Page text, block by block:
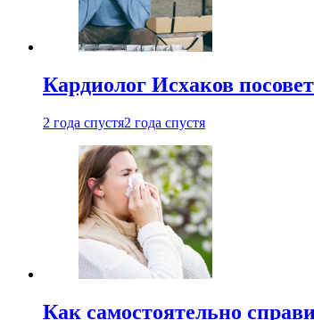
Кардиолог Исхаков
2 года спустя2 года спустя
Как самостоятельно